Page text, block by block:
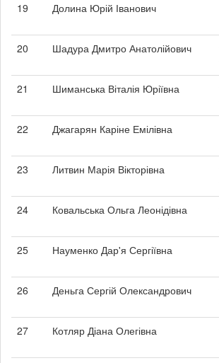
19
Долина Юрій Іванович
20
Шадура Дмитро Анатолійович
21
Шиманська Віталія Юріївна
22
Джагарян Каріне Емілівна
23
Литвин Марія Вікторівна
24
Ковальська Ольга Леонідівна
25
Науменко Дар'я Сергіївна
26
Деньга Сергій Олександрович
27
Котляр Діана Олегівна